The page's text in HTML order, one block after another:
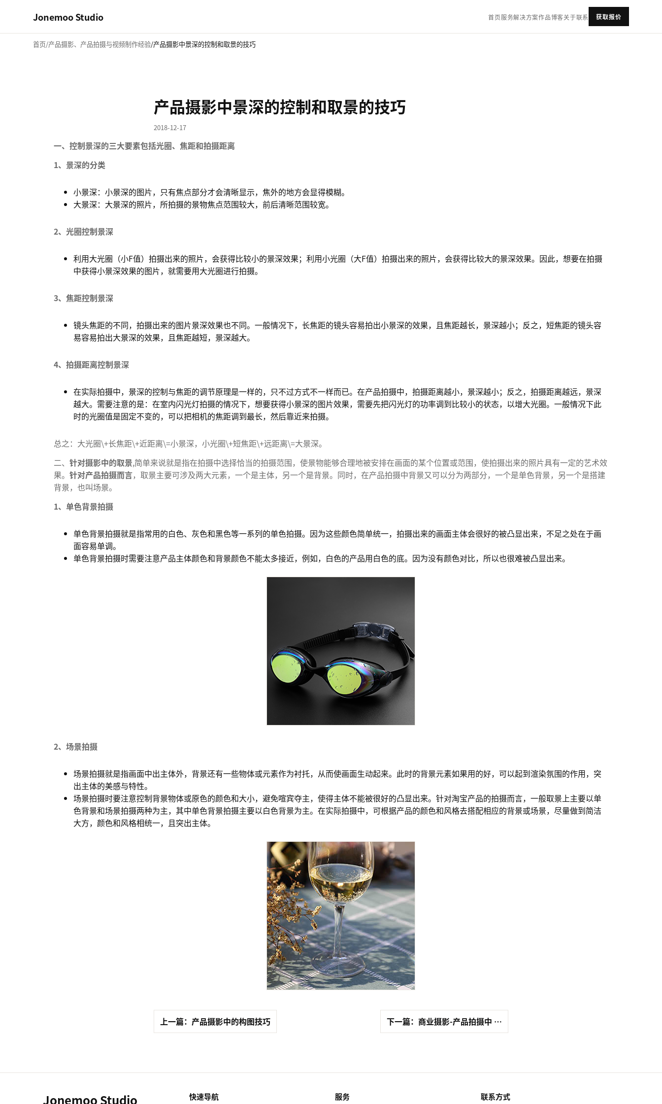
Jonemoo Studio 首页服务解决方案作品博客关于联系 获取报价
首页 产品摄影、产品拍摄与视频制作经验 产品摄影中景深的控制和取景的技巧
产品摄影中景深的控制和取景的技巧
2018-12-17
一、控制景深的三大要素包括光圈、焦距和拍摄距离
1、景深的分类
小景深：小景深的图片，只有焦点部分才会清晰显示，焦外的地方会显得模糊。
大景深：大景深的照片，所拍摄的景物焦点范围较大，前后清晰范围较宽。
2、光圈控制景深
利用大光圈（小F值）拍摄出来的照片，会获得比较小的景深效果；利用小光圈（大F值）拍摄出来的照片，会获得比较大的景深效果。因此，想要在拍摄
中获得小景深效果的图片，就需要用大光圈进行拍摄。
3、焦距控制景深
镜头焦距的不同，拍摄出来的图片景深效果也不同。一般情况下，长焦距的镜头容易拍出小景深的效果，且焦距越长，景深越小；反之，短焦距的镜头容
易容易拍出大景深的效果，且焦距越短，景深越大。
4、拍摄距离控制景深
在实际拍摄中，景深的控制与焦距的调节原理是一样的，只不过方式不一样而已。在产品拍摄中，拍摄距离越小，景深越小；反之，拍摄距离越远，景深
越大。需要注意的是：在室内闪光灯拍摄的情况下，想要获得小景深的图片效果，需要先把闪光灯的功率调到比较小的状态，以增大光圈。一般情况下此
时的光圈值是固定不变的，可以把相机的焦距调到最长，然后靠近来拍摄。
总之：大光圈\+长焦距\+近距离\=小景深，小光圈\+短焦距\+远距离\=大景深。
二、针对摄影中的取景,简单来说就是指在拍摄中选择恰当的拍摄范围，使景物能够合理地被安排在画面的某个位置或范围，使拍摄出来的照片具有一定的艺术效
果。针对产品拍摄而言，取景主要可涉及两大元素，一个是主体，另一个是背景。同时，在产品拍摄中背景又可以分为两部分，一个是单色背景，另一个是搭建
背景，也叫场景。
1、单色背景拍摄
单色背景拍摄就是指常用的白色、灰色和黑色等一系列的单色拍摄。因为这些颜色简单统一，拍摄出来的画面主体会很好的被凸显出来，不足之处在于画
面容易单调。
单色背景拍摄时需要注意产品主体颜色和背景颜色不能太多接近，例如，白色的产品用白色的底。因为没有颜色对比，所以也很难被凸显出来。
2、场景拍摄
场景拍摄就是指画面中出主体外，背景还有一些物体或元素作为衬托，从而使画面生动起来。此时的背景元素如果用的好，可以起到渲染氛围的作用，突
出主体的美感与特性。
场景拍摄时要注意控制背景物体或原色的颜色和大小，避免喧宾夺主，使得主体不能被很好的凸显出来。针对淘宝产品的拍摄而言，一般取景上主要以单
色背景和场景拍摄两种为主，其中单色背景拍摄主要以白色背景为主。在实际拍摄中，可根据产品的颜色和风格去搭配相应的背景或场景，尽量做到简洁
大方，颜色和风格相统一，且突出主体。
上一篇：产品摄影中的构图技巧 下一篇：商业摄影-产品拍摄中 …
Jonemoo Studio 快速导航 服务 联系方式